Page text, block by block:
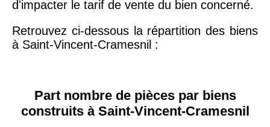
76600 -Le Havre 2 455 € 2 453 €
Étienne
d'impacter le tarif de vente du bien concerné.
Retrouvez ci-dessous la répartition des biens
à Saint-Vincent-Cramesnil :
Part nombre de pièces par biens
construits à Saint-Vincent-Cramesnil